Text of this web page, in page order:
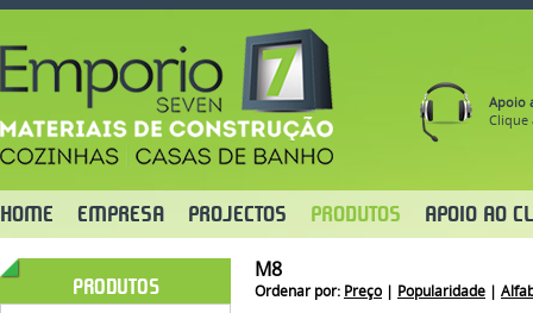
Apoio
Clique
HOME EMPRESA PROJECTOS PRODUTOS APOIO AO
PRODUTOS
M8
Ordenar por: Preço | Popularidade |